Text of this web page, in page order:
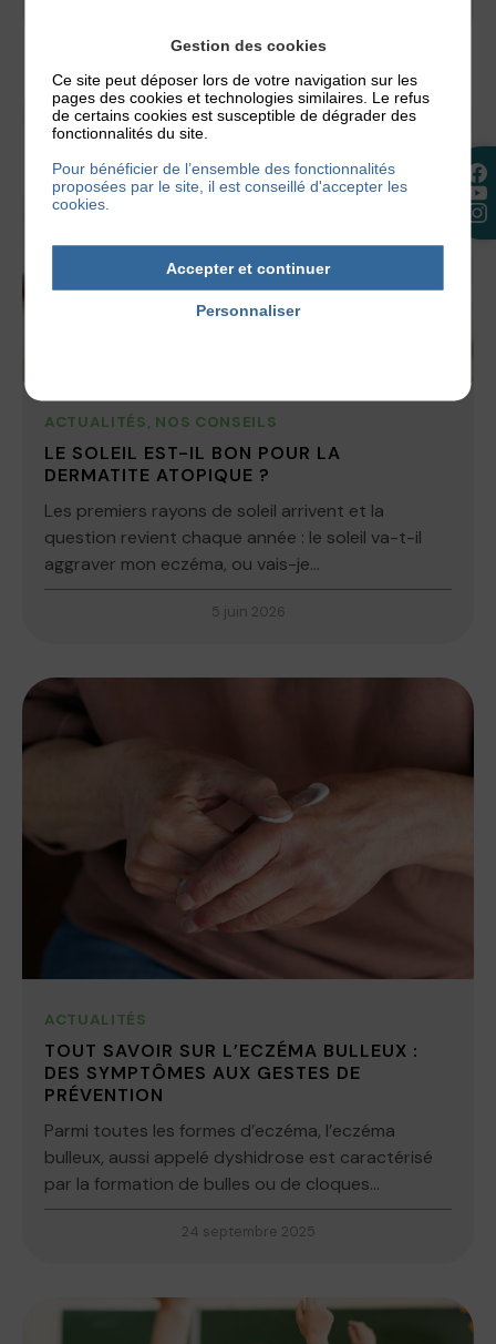
ACTUALITÉS, NOS CONSEILS
LE SOLEIL EST-IL BON POUR LA
DERMATITE ATOPIQUE ?
Les premiers rayons de soleil arrivent et la
question revient chaque année : le soleil va-t-il
aggraver mon eczéma, ou vais-je...
5 juin 2026
ACTUALITÉS
TOUT SAVOIR SUR L’ECZÉMA BULLEUX :
DES SYMPTÔMES AUX GESTES DE
PRÉVENTION
Parmi toutes les formes d’eczéma, l’eczéma
bulleux, aussi appelé dyshidrose est caractérisé
par la formation de bulles ou de cloques...
24 septembre 2025
Gestion des cookies
Ce site peut déposer lors de votre navigation sur les
pages des cookies et technologies similaires. Le refus
de certains cookies est susceptible de dégrader des
fonctionnalités du site.
Pour bénéficier de l’ensemble des fonctionnalités
proposées par le site, il est conseillé d'accepter les
cookies.
Accepter et continuer
Personnaliser